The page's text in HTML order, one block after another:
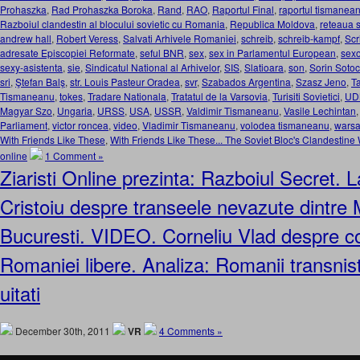
Prohaszka, Rad Prohaszka Boroka, Rand, RAO, Raportul Final, raportul
Razboiul clandestin al blocului sovietic cu Romania, Republica Moldova, reteaua
andrew hall, Robert Veress, Salvati Arhivele Romaniei, schreib, schreib-kampf,
adresate Episcopiei Reformate, seful BNR, sex, sex in Parlamentul European,
sexy-asistenta, sie, Sindicatul National al Arhivelor, SIS, Slatioara, son, Sorin Sotoc
sri, Ştefan Balş, str. Louis Pasteur Oradea, svr, Szabados Argentina, Szasz Jeno,
Tismaneanu, tokes, Tradare Nationala, Tratatul de la Varsovia, Turisiti Sovietici,
Magyar Szo, Ungaria, URSS, USA, USSR, Valdimir Tismaneanu, Vasile Lechintan,
Parliament, victor roncea, video, Vladimir Tismaneanu, volodea tismaneanu,
With Friends Like These, With Friends Like These... The Soviet Bloc's Clandestine
online
1 Comment »
Ziaristi Online prezinta: Razboiul Secret.
Cristoiu despre transeele nevazute dintre
Bucuresti. VIDEO. Corneliu Vlad despre
Romaniei libere. Analiza: Romanii
uitati
December 30th, 2011 VR 4 Comments »